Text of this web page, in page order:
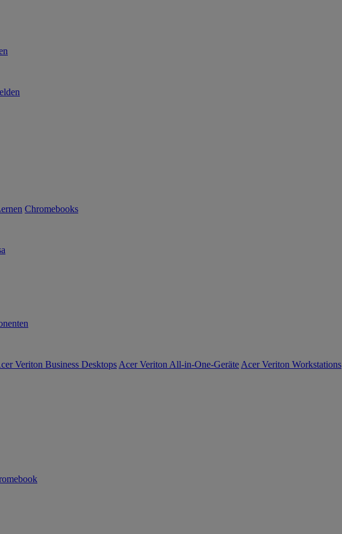
Chromebooks
Veriton Business Desktops Acer Veriton All-in-One-Geräte Acer Veriton Workstations